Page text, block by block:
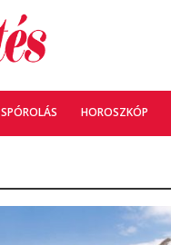
SPÓROLÁS HOROSZKÓP